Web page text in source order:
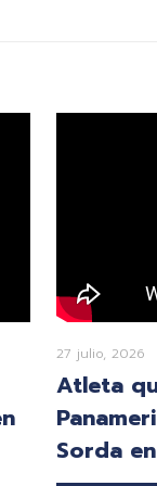
27 julio, 2026
Atleta
Sorda